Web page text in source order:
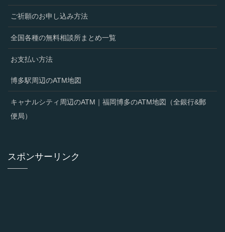
ご祈願のお申し込み方法
全国各種の無料相談所まとめ一覧
お支払い方法
博多駅周辺のATM地図
キャナルシティ周辺のATM｜福岡博多のATM地図（全銀行&郵
便局）
スポンサーリンク